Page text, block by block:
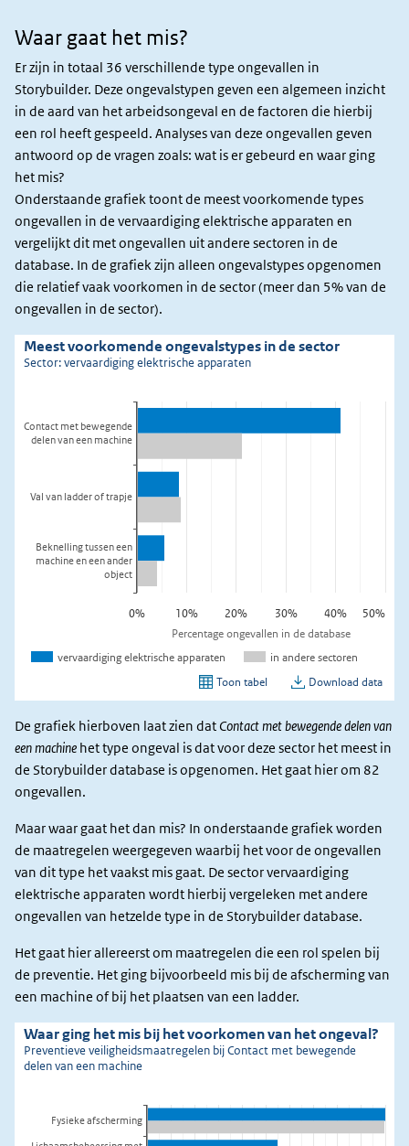
het
mis?
Waar gaat het mis?
Er zijn in totaal 36 verschillende type ongevallen in
Storybuilder. Deze ongevalstypen geven een algemeen inzicht
in de aard van het arbeidsongeval en de factoren die hierbij
een rol heeft gespeeld. Analyses van deze ongevallen geven
antwoord op de vragen zoals: wat is er gebeurd en waar ging
het mis?
Onderstaande grafiek toont de meest voorkomende types
ongevallen in de vervaardiging elektrische apparaten en
vergelijkt dit met ongevallen uit andere sectoren in de
database. In de grafiek zijn alleen ongevalstypes opgenomen
die relatief vaak voorkomen in de sector (meer dan 5% van de
ongevallen in de sector).
De grafiek hierboven laat zien dat Contact met bewegende delen van
een machine het type ongeval is dat voor deze sector het meest in
de Storybuilder database is opgenomen. Het gaat hier om 82
ongevallen.
Maar waar gaat het dan mis? In onderstaande grafiek worden
de maatregelen weergegeven waarbij het voor de ongevallen
van dit type het vaakst mis gaat. De sector vervaardiging
elektrische apparaten wordt hierbij vergeleken met andere
ongevallen van hetzelde type in de Storybuilder database.
Het gaat hier allereerst om maatregelen die een rol spelen bij
de preventie. Het ging bijvoorbeeld mis bij de afscherming van
een machine of bij het plaatsen van een ladder.